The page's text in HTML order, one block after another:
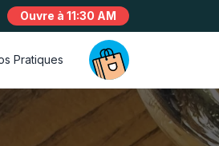
Ouvre à 11:30 AM
Pratiques